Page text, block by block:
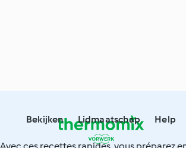
Bekijken Lidmaatschap Help